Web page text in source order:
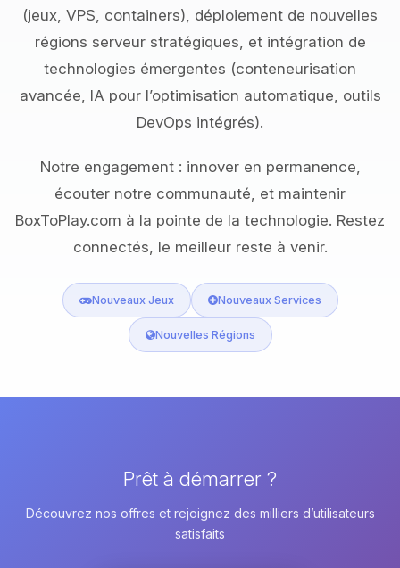
(jeux, VPS, containers), déploiement de nouvelles
régions serveur stratégiques, et intégration de
technologies émergentes (conteneurisation
avancée, IA pour l’optimisation automatique, outils
DevOps intégrés).
Notre engagement : innover en permanence,
écouter notre communauté, et maintenir
BoxToPlay.com à la pointe de la technologie. Restez
connectés, le meilleur reste à venir.
Nouveaux Jeux Nouveaux Services
Nouvelles Régions
Prêt à démarrer ?
Découvrez nos offres et rejoignez des milliers d’utilisateurs
satisfaits